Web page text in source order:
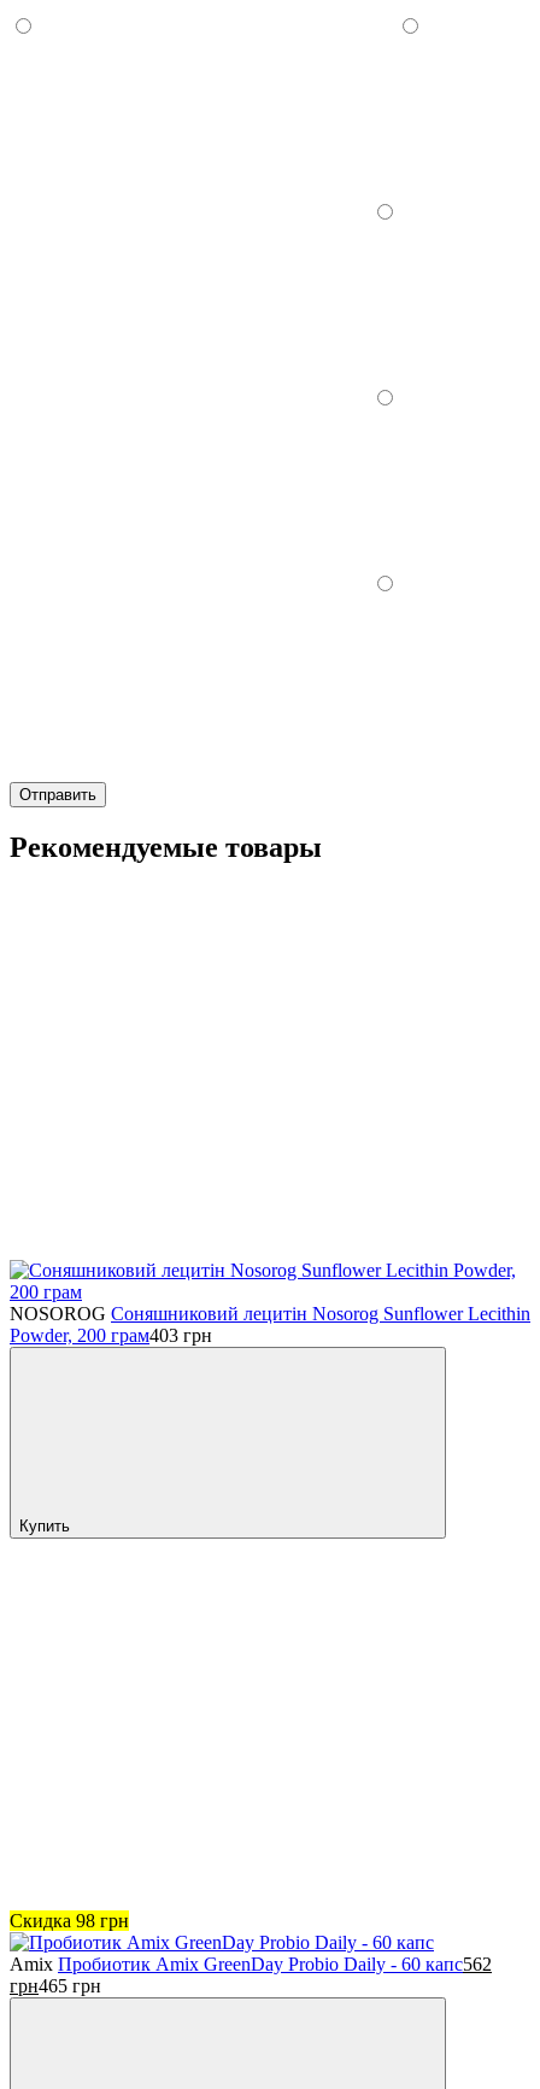
Отправить
Рекомендуемые товары
NOSOROG Соняшниковий лецитін Nosorog Sunflower Lecithin
Powder, 200 грам403 грн
Купить
Скидка 98 грн
Amix Пробиотик Amix GreenDay Probio Daily - 60 капс562
грн465 грн